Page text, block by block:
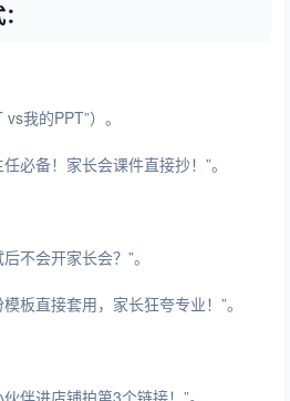
我的PPT”）。
必备！家长会课件直接抄！”。
不会开家长会？”。
板直接套用，家长狂夸专业！”。
伴进店铺拍第3个链接！”。